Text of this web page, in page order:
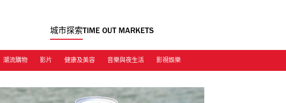
城市探索TIME OUT MARKETS
潮流購物 影片 健康及美容 音樂與夜生活 影視娛樂